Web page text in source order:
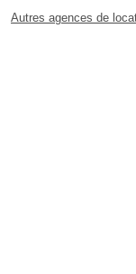
Autres agences de